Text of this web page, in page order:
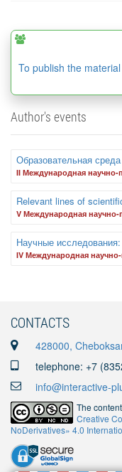
To publish the material
Author's events
Образовательная
II Международная научно-
Relevant lines of
V Международная научно-
Научные исследования:
IV Международная
CONTACTS
428000,
telephone: +7
info@interactive-
The
Creative
NoDerivatives» 4.0